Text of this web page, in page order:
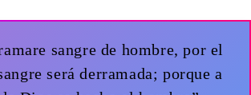
sangre de hombre, por el
será derramada; porque a